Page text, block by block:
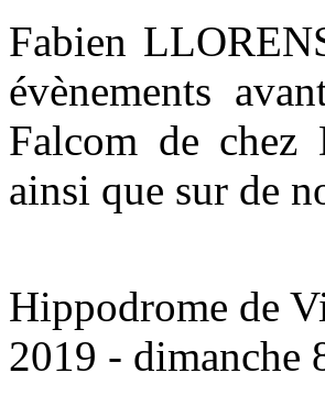
Fabien
évènements
Falcom de chez
ainsi que sur de
Hippodrome de
2019 - dimanche